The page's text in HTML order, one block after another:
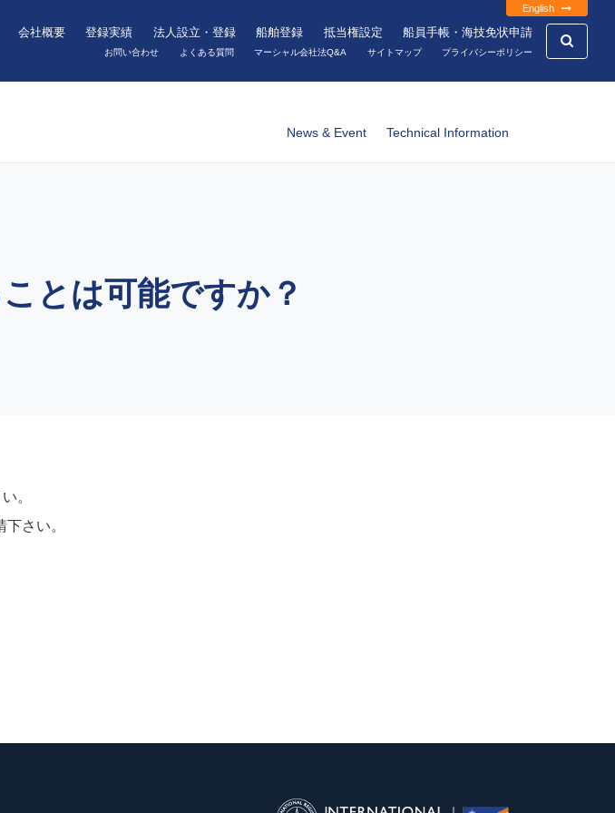
English
会社概要 登録実績 法人設立・登録 船舶登録 抵当権設定 船員手帳・海技免状申請
お問い合わせ よくある質問 マーシャル会社法Q&A サイトマップ プライバシーポリシー
News & Event Technical Information
とは可能ですか？
。
さい。